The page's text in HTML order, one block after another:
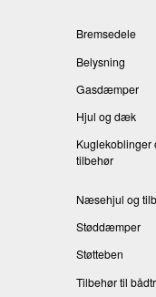
Bremsedele
Belysning
Gasdæmper
Hjul og dæk
Kuglekoblinger
tilbehør
Næsehjul og
Støddæmper
Støtteben
Tilbehør til